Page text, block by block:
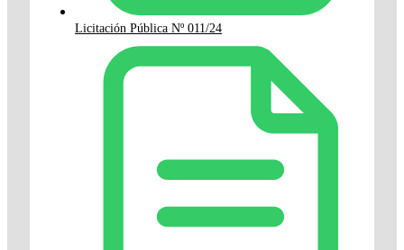
Licitación Pública Nº 011/24